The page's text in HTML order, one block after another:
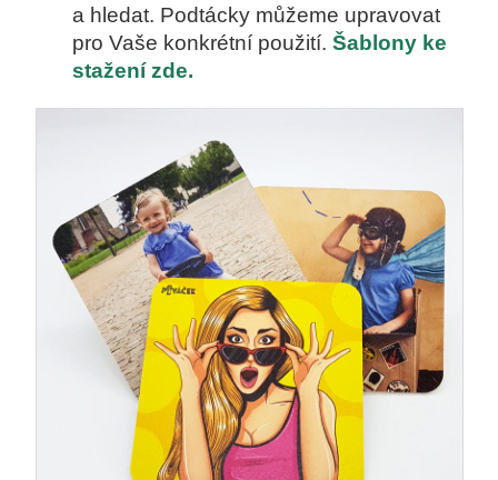
a hledat. Podtácky můžeme upravovat
pro Vaše konkrétní použití. Šablony ke
stažení zde.